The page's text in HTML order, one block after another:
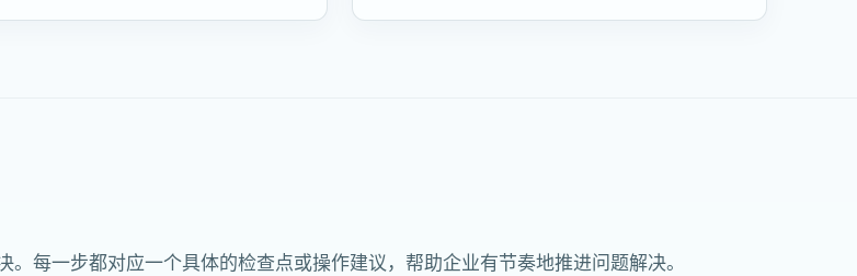
每一步都对应一个具体的检查点或操作建议，帮助企业有节奏地推进问题解决。